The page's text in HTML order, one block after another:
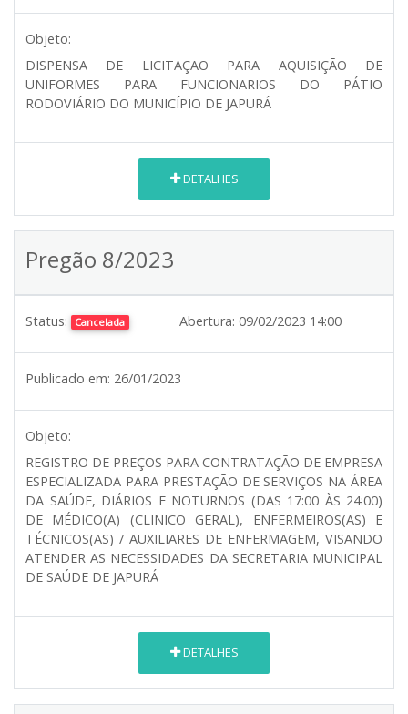
Objeto:
DISPENSA DE LICITAÇAO PARA AQUISIÇÃO DE
UNIFORMES PARA FUNCIONARIOS DO PÁTIO
RODOVIÁRIO DO MUNICÍPIO DE JAPURÁ
DETALHES
Pregão 8/2023
Status: Cancelada Abertura: 09/02/2023 14:00
Publicado em: 26/01/2023
Objeto:
REGISTRO DE PREÇOS PARA CONTRATAÇÃO DE EMPRESA
ESPECIALIZADA PARA PRESTAÇÃO DE SERVIÇOS NA ÁREA
DA SAÚDE, DIÁRIOS E NOTURNOS (DAS 17:00 ÀS 24:00)
DE MÉDICO(A) (CLINICO GERAL), ENFERMEIROS(AS) E
TÉCNICOS(AS) / AUXILIARES DE ENFERMAGEM, VISANDO
ATENDER AS NECESSIDADES DA SECRETARIA MUNICIPAL
DE SAÚDE DE JAPURÁ
DETALHES